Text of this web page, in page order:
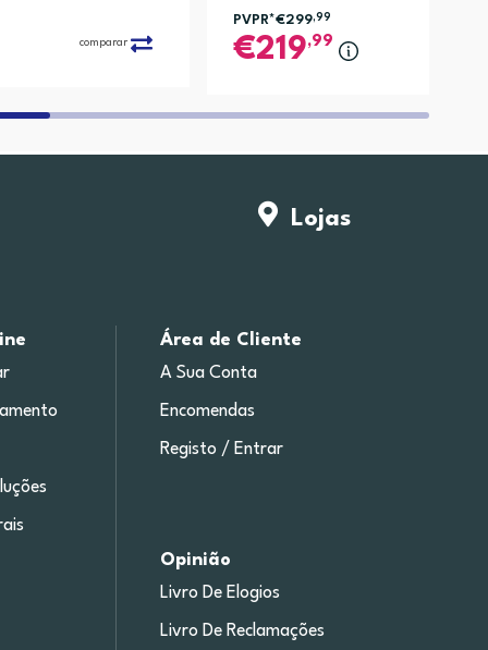
comparar
PVPR*€299,99
219,99
Lojas
Área de Cliente
A Sua Conta
Encomendas
Registo / Entrar
Opinião
Livro De Elogios
Livro De Reclamações